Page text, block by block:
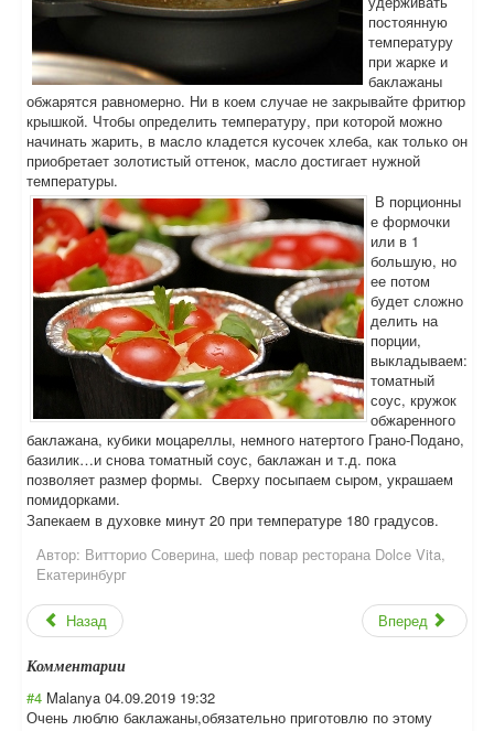
постоянную
температуру
при жарке и
баклажаны
обжарятся равномерно. Ни в коем случае не закрывайте фритюр
крышкой. Чтобы определить температуру, при которой можно
начинать жарить, в масло кладется кусочек хлеба, как только он
приобретает золотистый оттенок, масло достигает нужной
температуры.
В порционны
е формочки
или в 1
большую, но
ее потом
будет сложно
делить на
порции,
выкладываем:
томатный
соус, кружок
обжаренного
баклажана, кубики моцареллы, немного натертого Грано-Подано,
базилик…и снова томатный соус, баклажан и т.д. пока
позволяет размер формы. Сверху посыпаем сыром, украшаем
помидорками.
Запекаем в духовке минут 20 при температуре 180 градусов.
Автор: Витторио Соверина, шеф повар ресторана Dolce Vita,
Екатеринбург
Назад Вперед
Комментарии
#4 Malanya 04.09.2019 19:32
Очень люблю баклажаны,обязательно приготовлю по этому